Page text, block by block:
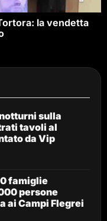
la vendetta
sulla
tavoli al
da Vip
famiglie
persone
ai Campi Flegrei